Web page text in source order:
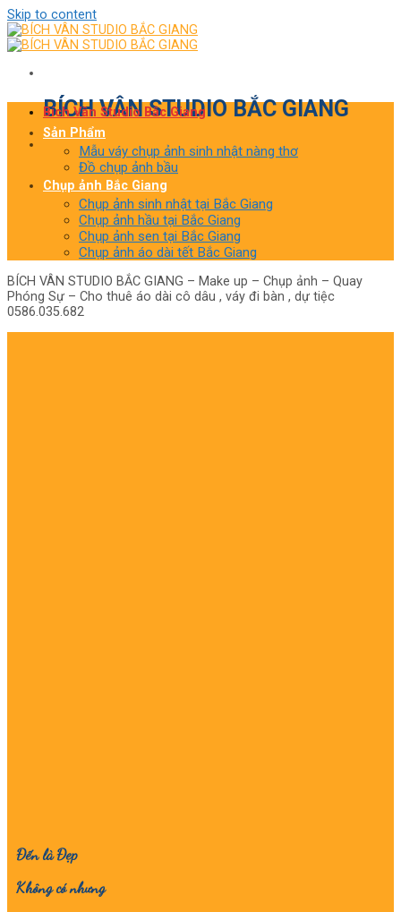
Skip to content
BÍCH VÂN STUDIO BẮC GIANG
Bích Vân Studio Bắc Giang
Sản Phẩm
Mẫu váy chụp ảnh sinh nhật nàng thơ
Đồ chụp ảnh bầu
Chụp ảnh Bắc Giang
Chụp ảnh sinh nhật tại Bắc Giang
Chụp ảnh hầu tại Bắc Giang
Chụp ảnh sen tại Bắc Giang
Chụp ảnh áo dài tết Bắc Giang
BÍCH VÂN STUDIO BẮC GIANG – Make up – Chụp ảnh – Quay
Phóng Sự – Cho thuê áo dài cô dâu , váy đi bàn , dự tiệc
0586.035.682
Đến là Đẹp
Không có nhưng